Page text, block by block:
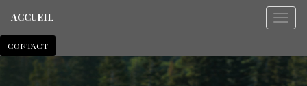
ACCUEIL
CONTACT